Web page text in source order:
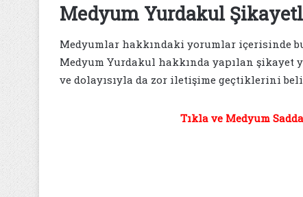
Medyum Yurdakul
Medyumlar hakkındaki yorumlar içerisinde
Medyum Yurdakul hakkında yapılan
ve dolayısıyla da zor iletişime geçtiklerini
Tıkla ve Medyum